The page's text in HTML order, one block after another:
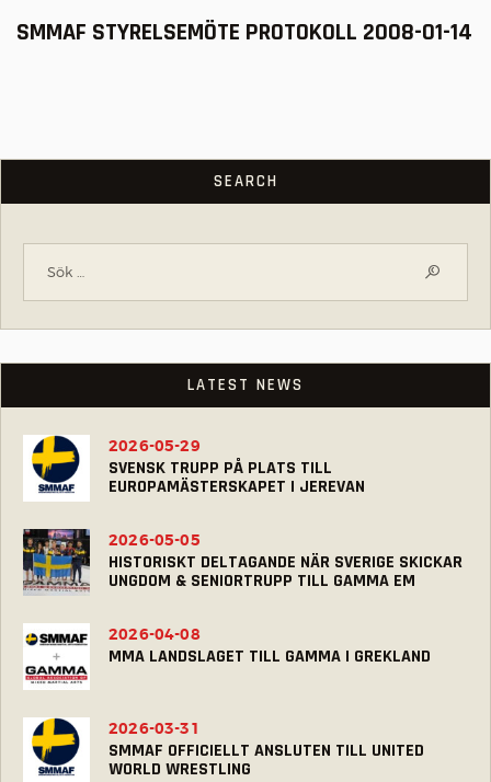
SMMAF STYRELSEMÖTE PROTOKOLL 2008-01-14
SEARCH
LATEST NEWS
SVENSK TRUPP PÅ PLATS TILL
EUROPAMÄSTERSKAPET I JEREVAN
2026-05-29
HISTORISKT DELTAGANDE NÄR SVERIGE SKICKAR
UNGDOM & SENIORTRUPP TILL GAMMA EM
2026-05-05
MMA LANDSLAGET TILL GAMMA I GREKLAND
2026-04-08
SMMAF OFFICIELLT ANSLUTEN TILL UNITED
WORLD WRESTLING
2026-03-31